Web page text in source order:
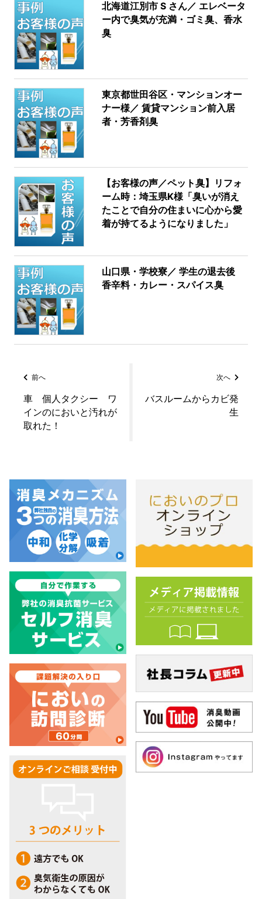
北海道江別市 S さん／ エレベータ
ー内で臭気が充満・ゴミ臭、香水
臭
東京都世田谷区・マンションオー
ナー様／ 賃貸マンション前入居
者・芳香剤臭
【お客様の声／ペット臭】リフォ
ーム時：埼玉県K様「臭いが消え
たことで自分の住まいに心から愛
着が持てるようになりました」
山口県・学校寮／ 学生の退去後
香辛料・カレー・スパイス臭
前へ
車 個人タクシー ワ
インのにおいと汚れが
取れた！
次へ
バスルームからカビ発
生